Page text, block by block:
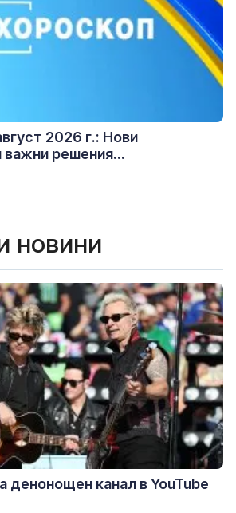
2026 г.: Нови
решения...
новини
денонощен канал в YouTube